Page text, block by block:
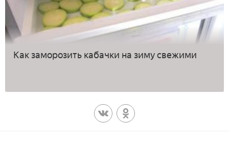
Как заморозить кабачки на зиму свежими